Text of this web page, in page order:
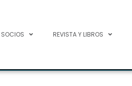
SOCIOS REVISTA Y LIBROS